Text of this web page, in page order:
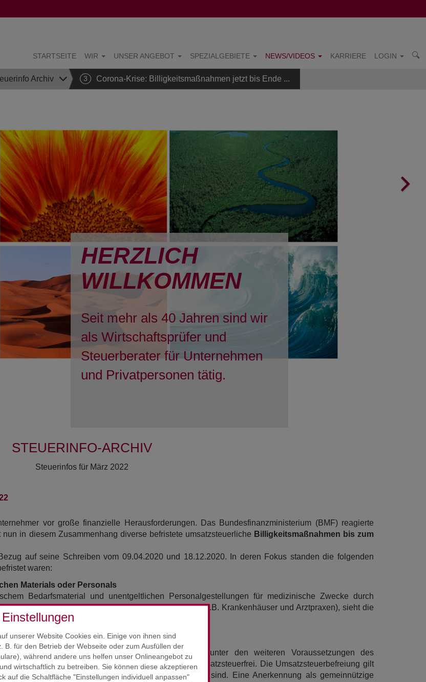
STARTSEITE WIR UNSER ANGEBOT SPEZIALGEBIETE NEWS/VIDEOS KARRIERE LOGIN
Archiv 3 Corona-Krise: Billigkeitsmaßnahmen jetzt bis Ende ...
unserer Website Cookies ein. Einige von ihnen sind
B. für den Betrieb der Webseite oder zum Ausfüllen der
während andere uns helfen unser Onlineangebot zu
wirtschaftlich zu betreiben. Sie können diese akzeptieren
auf die Schaltfläche "Einstellungen individuell anpassen"
HERZLICH
WILLKOMMEN
Seit mehr als 40 Jahren sind wir
als Wirtschaftsprüfer und
Steuerberater für Unternehmen
und Privatpersonen tätig.
STEUERINFO-ARCHIV
Steuerinfos für März 2022
vor große finanzielle Herausforderungen. Das Bundesfinanzministerium (BMF) reagierte
in diesem Zusammenhang diverse befristete umsatzsteuerliche Billigkeitsmaßnahmen bis zum
auf seine Schreiben vom 09.04.2020 und 18.12.2020. In deren Fokus standen die folgenden
waren:
Materials oder Personals
Bedarfsmaterial und unentgeltlichen Personalgestellungen für medizinische Zwecke durch
Einsatz zur Bewältigung der Corona-Krise leisten (z.B. Krankenhäuser und Arztpraxen), sieht die
Wertabgabe ab.
und Räumen sowie von Arbeitnehmern
und Räumen sowie von Arbeitnehmern sind unter den weiteren Voraussetzungen des
steuerbegünstigten Einrichtungen untereinander umsatzsteuerfrei. Die Umsatzsteuerbefreiung gilt
Umsätze nach der gleichen Vorschrift steuerbefreit sind. Eine Anerkennung als gemeinnützige